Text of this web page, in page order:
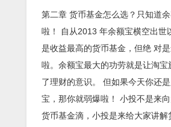
第二章 货币基金怎么选？只知道
啦！ 自从2013 年余额宝横空出世
是收益最高的货币基金，但绝 对
啦。余额宝最大的功劳就是让淘宝
了理财的意识。 但如果今天你还
宝，那你就弱爆啦！ 小投不是来
货币基金滴，小投是来给大家讲解